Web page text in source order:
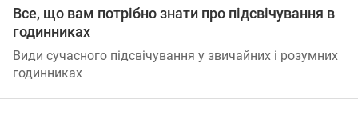
Все, що вам потрібно знати про підсвічування в
годинниках
Види сучасного підсвічування у звичайних і розумних
годинниках